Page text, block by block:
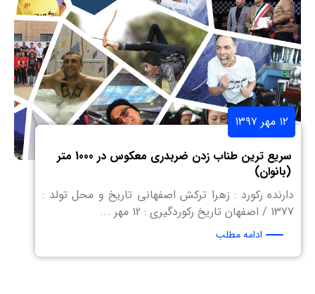
۱۲ مهر ۱۳۹۷
سریع ترین طناب زدن ضربدری معکوس در 1000 متر
(بانوان)
دارنده رکورد : زهرا ترکش اصفهانی تاریخ و محل تولد :
1377 / اصفهان تاریخ رکوردگیری : 12 مهر ...
ادامه مطلب